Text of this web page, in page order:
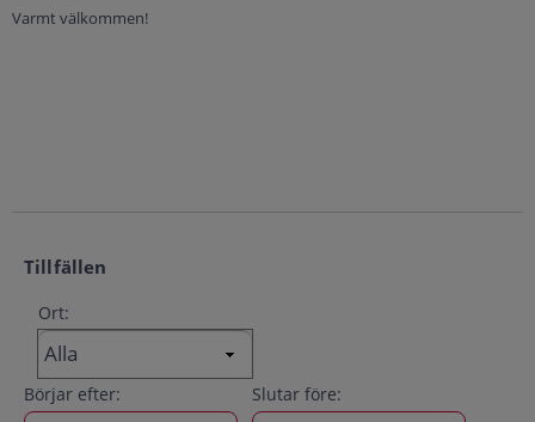
Varmt välkommen!
Tillfällen
Ort:
Börjar efter: Slutar före: